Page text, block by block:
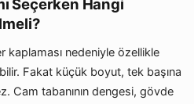
Seçerken Hangi
kaplaması nedeniyle özellikle
Fakat küçük boyut, tek başına
Cam tabanının dengesi, gövde